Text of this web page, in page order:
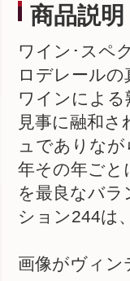
商品説明
ワイン･スペ
ロデレール
ワインによ
見事に融和
ュでありな
年その年ごと
を最良なバ
ション244は
画像がヴィン